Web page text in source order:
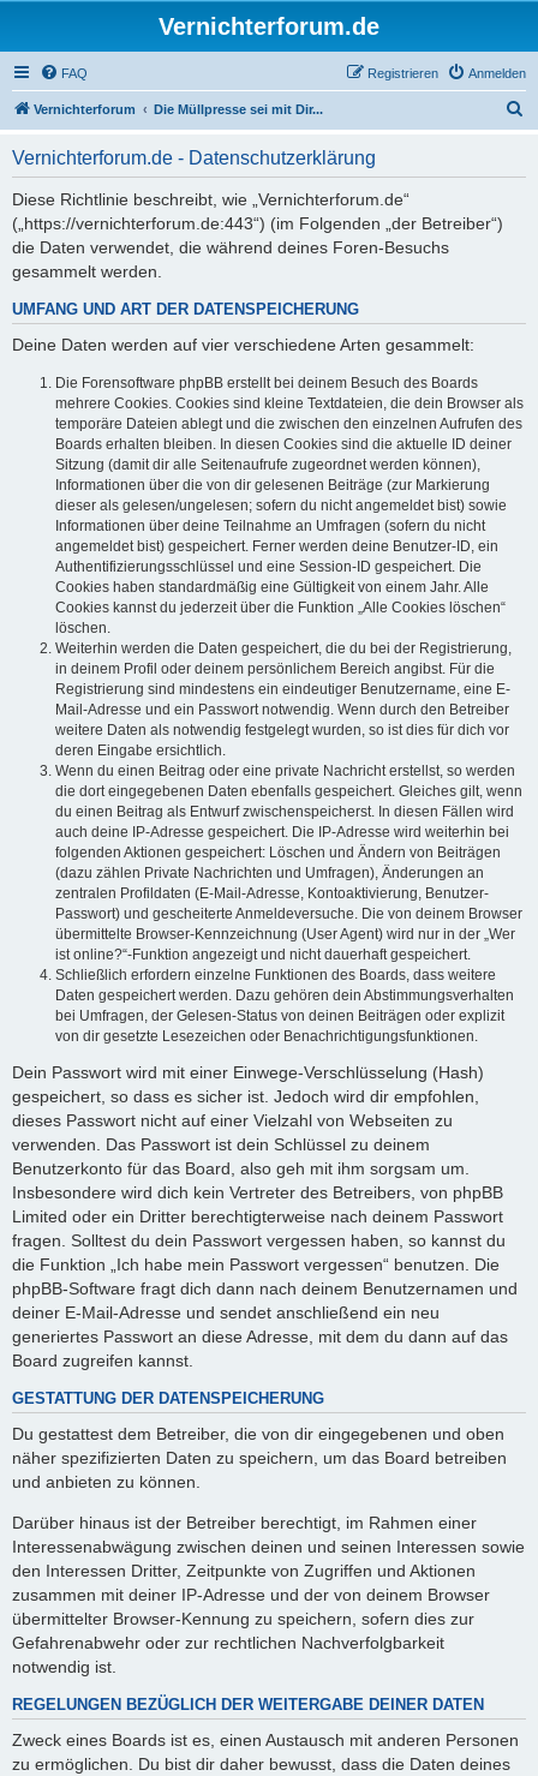
Vernichterforum.de
FAQ Anmelden
Registrieren
Vernichterforum Die Müllpresse sei mit Dir...
Vernichterforum.de - Datenschutzerklärung
Diese Richtlinie beschreibt, wie „Vernichterforum.de“
(„https://vernichterforum.de:443“) (im Folgenden „der Betreiber“)
die Daten verwendet, die während deines Foren-Besuchs
gesammelt werden.
UMFANG UND ART DER DATENSPEICHERUNG
Deine Daten werden auf vier verschiedene Arten gesammelt:
Die Forensoftware phpBB erstellt bei deinem Besuch des Boards
mehrere Cookies. Cookies sind kleine Textdateien, die dein Browser als
temporäre Dateien ablegt und die zwischen den einzelnen Aufrufen des
Boards erhalten bleiben. In diesen Cookies sind die aktuelle ID deiner
Sitzung (damit dir alle Seitenaufrufe zugeordnet werden können),
Informationen über die von dir gelesenen Beiträge (zur Markierung
dieser als gelesen/ungelesen; sofern du nicht angemeldet bist) sowie
Informationen über deine Teilnahme an Umfragen (sofern du nicht
angemeldet bist) gespeichert. Ferner werden deine Benutzer-ID, ein
Authentifizierungsschlüssel und eine Session-ID gespeichert. Die
Cookies haben standardmäßig eine Gültigkeit von einem Jahr. Alle
Cookies kannst du jederzeit über die Funktion „Alle Cookies löschen“
löschen.
Weiterhin werden die Daten gespeichert, die du bei der Registrierung,
in deinem Profil oder deinem persönlichem Bereich angibst. Für die
Registrierung sind mindestens ein eindeutiger Benutzername, eine E-
Mail-Adresse und ein Passwort notwendig. Wenn durch den Betreiber
weitere Daten als notwendig festgelegt wurden, so ist dies für dich vor
deren Eingabe ersichtlich.
Wenn du einen Beitrag oder eine private Nachricht erstellst, so werden
die dort eingegebenen Daten ebenfalls gespeichert. Gleiches gilt, wenn
du einen Beitrag als Entwurf zwischenspeicherst. In diesen Fällen wird
auch deine IP-Adresse gespeichert. Die IP-Adresse wird weiterhin bei
folgenden Aktionen gespeichert: Löschen und Ändern von Beiträgen
(dazu zählen Private Nachrichten und Umfragen), Änderungen an
zentralen Profildaten (E-Mail-Adresse, Kontoaktivierung, Benutzer-
Passwort) und gescheiterte Anmeldeversuche. Die von deinem Browser
übermittelte Browser-Kennzeichnung (User Agent) wird nur in der „Wer
ist online?“-Funktion angezeigt und nicht dauerhaft gespeichert.
Schließlich erfordern einzelne Funktionen des Boards, dass weitere
Daten gespeichert werden. Dazu gehören dein Abstimmungsverhalten
bei Umfragen, der Gelesen-Status von deinen Beiträgen oder explizit
von dir gesetzte Lesezeichen oder Benachrichtigungsfunktionen.
Dein Passwort wird mit einer Einwege-Verschlüsselung (Hash)
gespeichert, so dass es sicher ist. Jedoch wird dir empfohlen,
dieses Passwort nicht auf einer Vielzahl von Webseiten zu
verwenden. Das Passwort ist dein Schlüssel zu deinem
Benutzerkonto für das Board, also geh mit ihm sorgsam um.
Insbesondere wird dich kein Vertreter des Betreibers, von phpBB
Limited oder ein Dritter berechtigterweise nach deinem Passwort
fragen. Solltest du dein Passwort vergessen haben, so kannst du
die Funktion „Ich habe mein Passwort vergessen“ benutzen. Die
phpBB-Software fragt dich dann nach deinem Benutzernamen und
deiner E-Mail-Adresse und sendet anschließend ein neu
generiertes Passwort an diese Adresse, mit dem du dann auf das
Board zugreifen kannst.
GESTATTUNG DER DATENSPEICHERUNG
Du gestattest dem Betreiber, die von dir eingegebenen und oben
näher spezifizierten Daten zu speichern, um das Board betreiben
und anbieten zu können.
Darüber hinaus ist der Betreiber berechtigt, im Rahmen einer
Interessenabwägung zwischen deinen und seinen Interessen sowie
den Interessen Dritter, Zeitpunkte von Zugriffen und Aktionen
zusammen mit deiner IP-Adresse und der von deinem Browser
übermittelter Browser-Kennung zu speichern, sofern dies zur
Gefahrenabwehr oder zur rechtlichen Nachverfolgbarkeit
notwendig ist.
REGELUNGEN BEZÜGLICH DER WEITERGABE DEINER DATEN
Zweck eines Boards ist es, einen Austausch mit anderen Personen
zu ermöglichen. Du bist dir daher bewusst, dass die Daten deines